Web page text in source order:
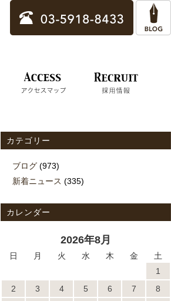
カテゴリー
ブログ (973)
新着ニュース (335)
カレンダー
2026年8月
日 月 火 水 木 金
土
1
2
3 4 5 6 7
8